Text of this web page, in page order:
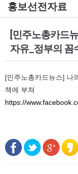
홍보선전자료
[민주노총카드
자유_정부의 꼼
[민주노총카드뉴스] 나
책에 부쳐
https://